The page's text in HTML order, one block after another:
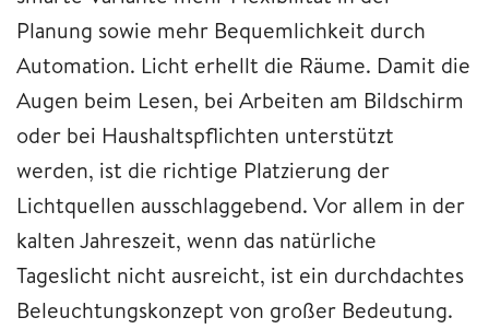
Planung sowie mehr Bequemlichkeit durch
Automation. Licht erhellt die Räume. Damit die
Augen beim Lesen, bei Arbeiten am Bildschirm
oder bei Haushaltspflichten unterstützt
werden, ist die richtige Platzierung der
Lichtquellen ausschlaggebend. Vor allem in der
kalten Jahreszeit, wenn das natürliche
Tageslicht nicht ausreicht, ist ein durchdachtes
Beleuchtungskonzept von großer Bedeutung.